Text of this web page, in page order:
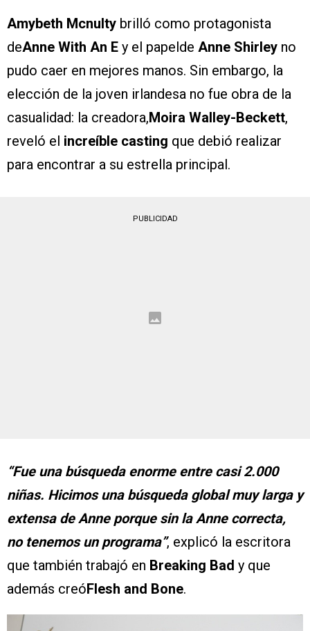
Amybeth Mcnulty brilló como protagonista
deAnne With An E y el papelde Anne Shirley no
pudo caer en mejores manos. Sin embargo, la
elección de la joven irlandesa no fue obra de la
casualidad: la creadora,Moira Walley-Beckett,
reveló el increíble casting que debió realizar
para encontrar a su estrella principal.
PUBLICIDAD
“Fue una búsqueda enorme entre casi 2.000
niñas. Hicimos una búsqueda global muy larga y
extensa de Anne porque sin la Anne correcta,
no tenemos un programa”, explicó la escritora
que también trabajó en Breaking Bad y que
además creóFlesh and Bone.